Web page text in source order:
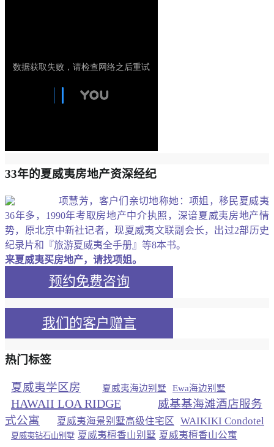
33年的夏威夷房地产资深经纪
项慧芳，客户们亲切地称她：项姐，移民夏威夷
36年多，1990年考取房地产中介执照，深谙夏威夷房地产情
势，原北京中新社记者，现夏威夷文联副会长，出过2部历史
纪录片和『旅游夏威夷全手册』等8本书。
来夏威夷买房地产，请找项姐。
预约免费咨询
我们的客户赠言
热门标签
夏威夷学区房 夏威夷海边别墅 Ewa海边别墅
HAWAII LOA RIDGE
威基基海滩酒店服务
式公寓
夏威夷海景别墅高级住宅区 WAIKIKI Condotel
夏威夷钻石山别墅 夏威夷檀香山别墅 夏威夷檀香山公寓